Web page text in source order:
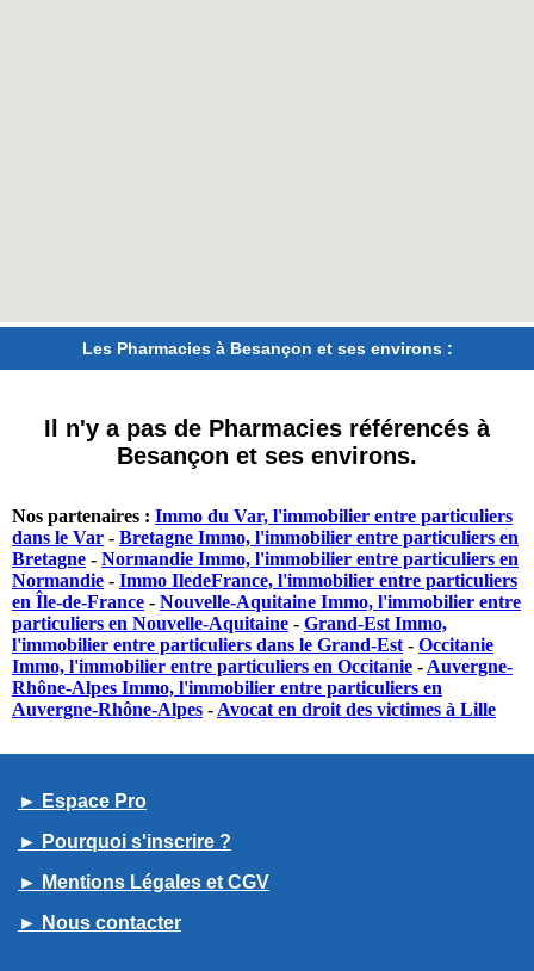
Les Pharmacies à Besançon et ses environs :
Il n'y a pas de Pharmacies référencés à
Besançon et ses environs.
Nos partenaires : Immo du Var, l'immobilier entre particuliers
dans le Var - Bretagne Immo, l'immobilier entre particuliers en
Bretagne - Normandie Immo, l'immobilier entre particuliers en
Normandie - Immo IledeFrance, l'immobilier entre particuliers
en Île-de-France - Nouvelle-Aquitaine Immo, l'immobilier entre
particuliers en Nouvelle-Aquitaine - Grand-Est Immo,
l'immobilier entre particuliers dans le Grand-Est - Occitanie
Immo, l'immobilier entre particuliers en Occitanie - Auvergne-
Rhône-Alpes Immo, l'immobilier entre particuliers en
Auvergne-Rhône-Alpes - Avocat en droit des victimes à Lille
► Espace Pro
► Pourquoi s'inscrire ?
► Mentions Légales et CGV
► Nous contacter